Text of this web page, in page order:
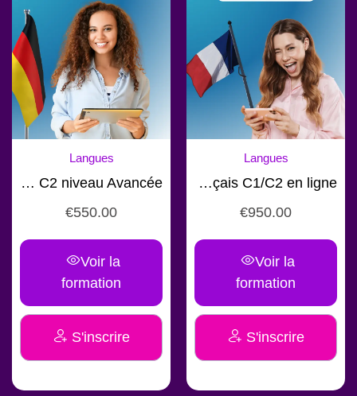
Langues
Formation Allemand C1 / C2 niveau Avancée
€550.00
Voir la
formation
S'inscrire
Langues
Formation Français C1/C2 en ligne
€950.00
Voir la
formation
S'inscrire